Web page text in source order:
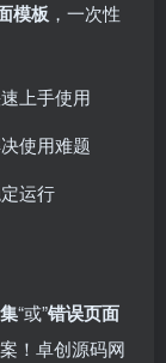
模板 ，一次性
速上手使用
决使用难题
运行
“或”错误页面
！卓创源码网